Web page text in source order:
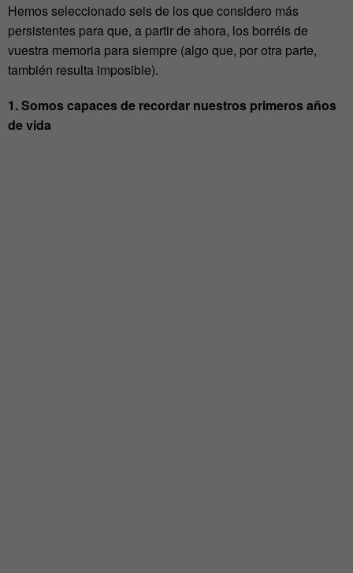
Hemos seleccionado seis de los que considero más
persistentes para que, a partir de ahora, los borréis de
vuestra memoria para siempre (algo que, por otra parte,
también resulta imposible).
1. Somos capaces de recordar nuestros primeros años
de vida